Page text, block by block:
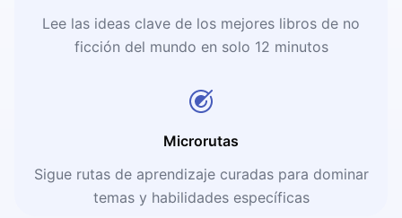
Lee las ideas clave de los mejores libros de no
ficción del mundo en solo 12 minutos
Microrutas
Sigue rutas de aprendizaje curadas para dominar
temas y habilidades específicas